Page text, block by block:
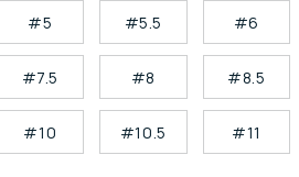
#5 #5.5 #6
#7.5 #8 #8.5
#10 #10.5 #11